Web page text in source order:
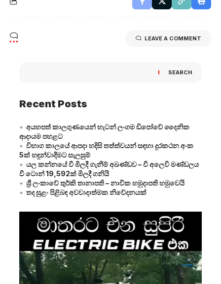
LEAVE A COMMENT
SEARCH
Recent Posts
අයහපත් කාලගුණයෙන් හැටන් ලංගම ඩිපෝවේ දෛනික
ආදායම පහළට
විභාග කාලයේ ආපදා හදිසි තත්ත්වයන් සඳහා දුරකථන අංක
5ක් හඳුන්වාදීමට සැලසුම්
යල කන්නයේ වී මිලදී ගැනීම් අඛණ්ඩව – වී අලෙවි මණ්ඩලය
වී ටොන් 19,592ක් මිලදී ගනියි
ශ්‍රී ලංකාවේ තුර්කි තානාපති – නාවික හමුදාපති හමුවෙයි
තද සුළං පිළිබඳ අවවාදාත්මක නිවේදනයක්
Player